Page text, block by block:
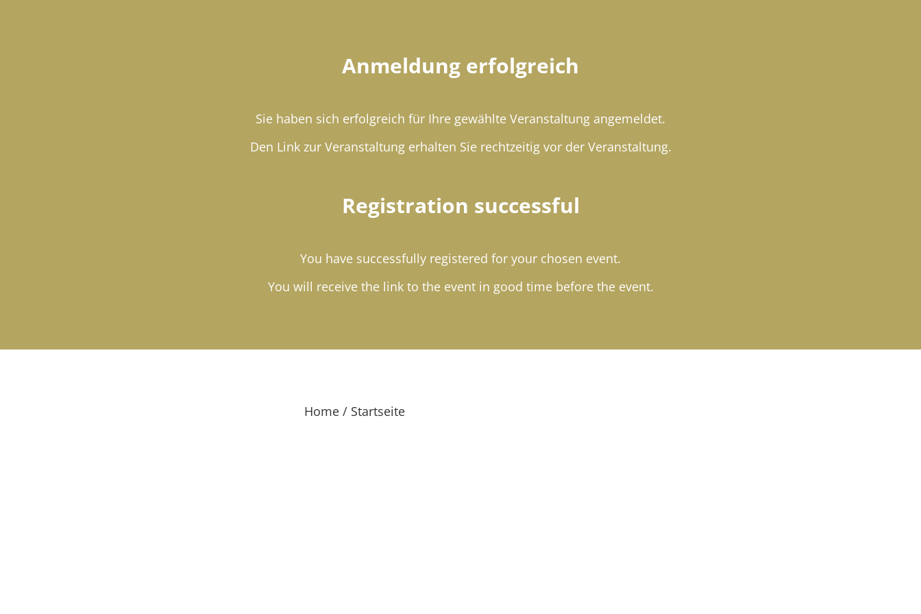
Anmeldung erfolgreich
Sie haben sich erfolgreich für Ihre gewählte Veranstaltung angemeldet.
Den Link zur Veranstaltung erhalten Sie rechtzeitig vor der Veranstaltung.
Registration successful
You have successfully registered for your chosen event.
You will receive the link to the event in good time before the event.
Home / Startseite